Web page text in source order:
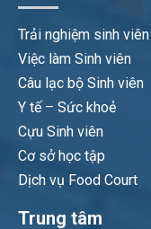
Trải nghiệm sinh viên
Việc làm Sinh viên
Câu lạc bộ Sinh viên
Y tế – Sức khoẻ
Cựu Sinh viên
Cơ sở học tập
Dịch vụ Food Court
Trung tâm